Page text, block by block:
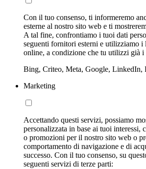
Con il tuo consenso, ti informeremo
esterne al nostro sito web e ti
A tal fine, confrontiamo i tuoi dati
seguenti fornitori esterni e utilizziamo
online, a condizione che tu utilizzi già
Bing, Criteo, Meta, Google, LinkedIn,
Marketing
Accettando questi servizi, possiamo
personalizzata in base ai tuoi interessi,
o promozioni per il nostro sito web o
comportamento di navigazione e di
successo. Con il tuo consenso, su
seguenti servizi di terze parti: